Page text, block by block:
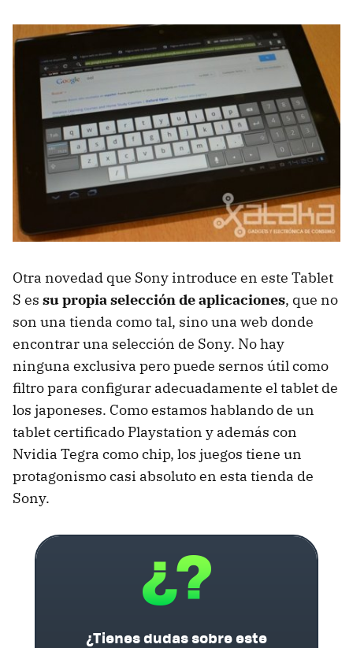
Otra novedad que Sony introduce en este Tablet
S es su propia selección de aplicaciones, que no
son una tienda como tal, sino una web donde
encontrar una selección de Sony. No hay
ninguna exclusiva pero puede sernos útil como
filtro para configurar adecuadamente el tablet de
los japoneses. Como estamos hablando de un
tablet certificado Playstation y además con
Nvidia Tegra como chip, los juegos tiene un
protagonismo casi absoluto en esta tienda de
Sony.
¿Tienes dudas sobre este